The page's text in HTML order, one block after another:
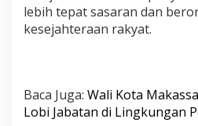
lebih tepat sasaran dan
kesejahteraan rakyat.
Baca Juga: Wali Kota
Lobi Jabatan di Lingkungan